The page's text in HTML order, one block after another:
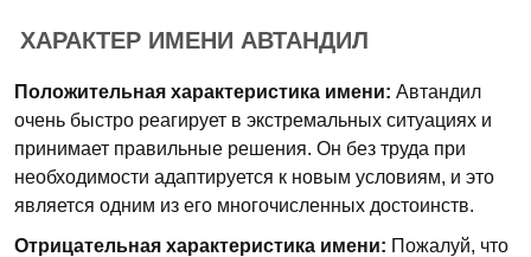
ХАРАКТЕР ИМЕНИ АВТАНДИЛ
Положительная характеристика имени: Автандил
очень быстро реагирует в экстремальных ситуациях и
принимает правильные решения. Он без труда при
необходимости адаптируется к новым условиям, и это
является одним из его многочисленных достоинств.
Отрицательная характеристика имени: Пожалуй, что